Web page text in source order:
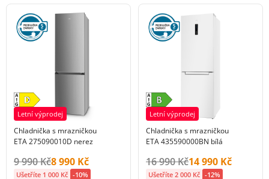
Letní výprodej
Chladnička s mrazničkou
ETA 275090010D nerez
Původní cena s DPH:
9 990 KčCena s DPH:
8 990 Kč
Ušetříte 1 000 Kč -10%
Letní výprodej
Chladnička s mrazničkou
ETA 435590000BN bílá
Původní cena s DPH:
16 990 KčCena s DPH:
14 990 Kč
Ušetříte 2 000 Kč -12%